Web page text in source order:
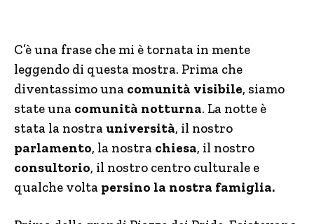
C’è una frase che mi è tornata in mente
leggendo di questa mostra. Prima che
diventassimo una comunità visibile, siamo
state una comunità notturna. La notte è
stata la nostrauniversità, il nostro
parlamento, la nostra chiesa, il nostro
consultorio, il nostro centro culturale e
qualche volta persino la nostra famiglia.